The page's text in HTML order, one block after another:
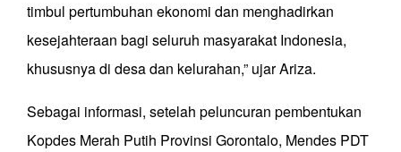
timbul pertumbuhan ekonomi dan menghadirkan
kesejahteraan bagi seluruh masyarakat Indonesia,
khususnya di desa dan kelurahan,” ujar Ariza.
Sebagai informasi, setelah peluncuran pembentukan
Kopdes Merah Putih Provinsi Gorontalo, Mendes PDT